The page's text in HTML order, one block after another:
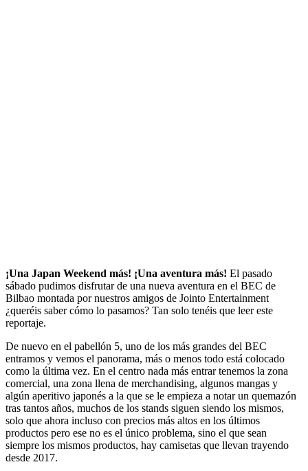
¡Una Japan Weekend más! ¡Una aventura más! El pasado
sábado pudimos disfrutar de una nueva aventura en el BEC de
Bilbao montada por nuestros amigos de Jointo Entertainment
¿queréis saber cómo lo pasamos? Tan solo tenéis que leer este
reportaje.
De nuevo en el pabellón 5, uno de los más grandes del BEC
entramos y vemos el panorama, más o menos todo está colocado
como la última vez. En el centro nada más entrar tenemos la zona
comercial, una zona llena de merchandising, algunos mangas y
algún aperitivo japonés a la que se le empieza a notar un quemazón
tras tantos años, muchos de los stands siguen siendo los mismos,
solo que ahora incluso con precios más altos en los últimos
productos pero ese no es el único problema, sino el que sean
siempre los mismos productos, hay camisetas que llevan trayendo
desde 2017.